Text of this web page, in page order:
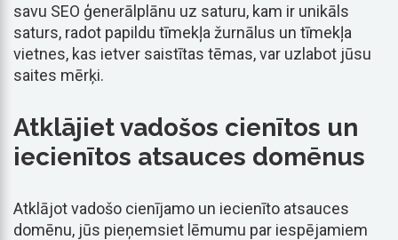
savu SEO ģenerālplānu uz saturu, kam ir unikāls
saturs, radot papildu tīmekļa žurnālus un tīmekļa
vietnes, kas ietver saistītas tēmas, var uzlabot jūsu
saites mērķi.
Atklājiet vadošos cienītos un
iecienītos atsauces domēnus
Atklājot vadošo cienījamo un iecienīto atsauces
domēnu, jūs pieņemsiet lēmumu par iespējamiem